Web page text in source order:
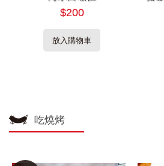
$200
放入購物車
吃燒烤